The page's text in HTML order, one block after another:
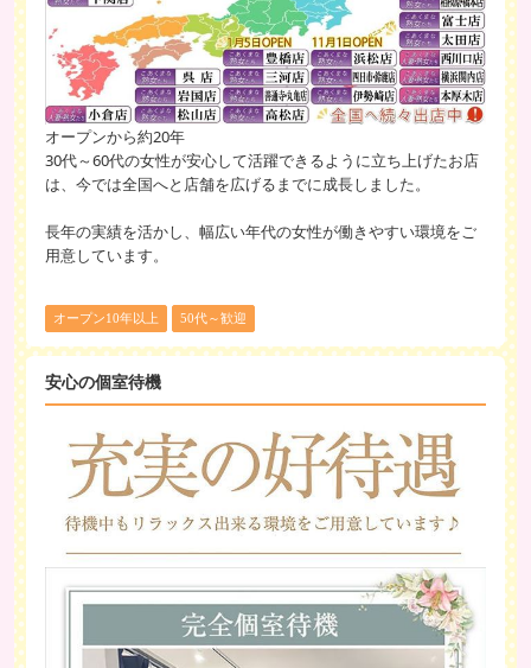
オープンから約20年
30代～60代の女性が安心して活躍できるように立ち上げたお店
は、今では全国へと店舗を広げるまでに成長しました。
長年の実績を活かし、幅広い年代の女性が働きやすい環境をご
用意しています。
オープン10年以上 50代～歓迎
安心の個室待機